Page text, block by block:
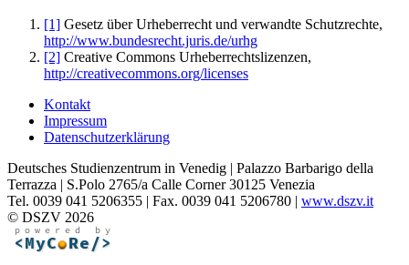
[1] Gesetz über Urheberrecht und verwandte Schutzrechte,
http://www.bundesrecht.juris.de/urhg
[2] Creative Commons Urheberrechtslizenzen,
http://creativecommons.org/licenses
Kontakt
Impressum
Datenschutzerklärung
Deutsches Studienzentrum in Venedig | Palazzo Barbarigo della
Terrazza | S.Polo 2765/a Calle Corner 30125 Venezia
Tel. 0039 041 5206355 | Fax. 0039 041 5206780 | www.dszv.it
© DSZV 2026